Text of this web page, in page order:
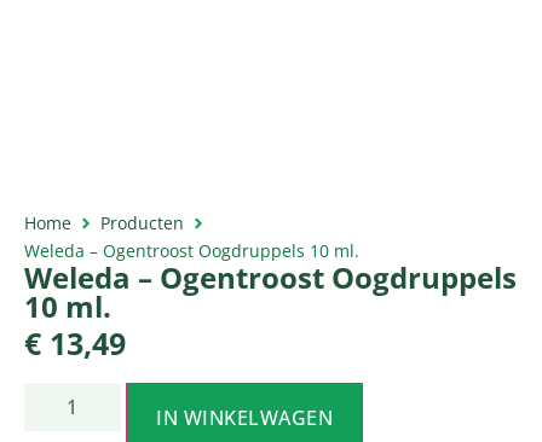
Home
Producten
Weleda – Ogentroost Oogdruppels 10 ml.
Weleda – Ogentroost Oogdruppels
10 ml.
€ 13,49
IN WINKELWAGEN